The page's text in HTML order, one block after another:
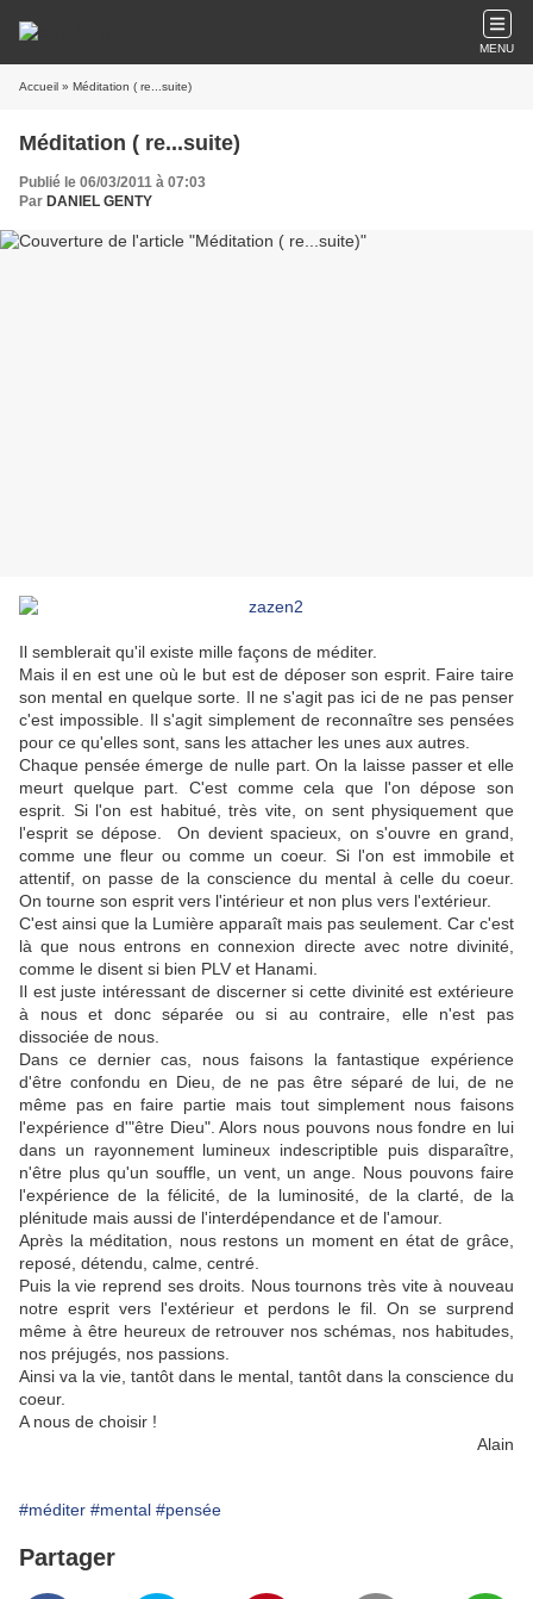
MENU
Accueil » Méditation ( re...suite)
Méditation ( re...suite)
Publié le 06/03/2011 à 07:03
Par DANIEL GENTY
Il semblerait qu'il existe mille façons de méditer.
Mais il en est une où le but est de déposer son esprit. Faire taire
son mental en quelque sorte. Il ne s'agit pas ici de ne pas penser
c'est impossible. Il s'agit simplement de reconnaître ses pensées
pour ce qu'elles sont, sans les attacher les unes aux autres.
Chaque pensée émerge de nulle part. On la laisse passer et elle
meurt quelque part. C'est comme cela que l'on dépose son
esprit. Si l'on est habitué, très vite, on sent physiquement que
l'esprit se dépose. On devient spacieux, on s'ouvre en grand,
comme une fleur ou comme un coeur. Si l'on est immobile et
attentif, on passe de la conscience du mental à celle du coeur.
On tourne son esprit vers l'intérieur et non plus vers l'extérieur.
C'est ainsi que la Lumière apparaît mais pas seulement. Car c'est
là que nous entrons en connexion directe avec notre divinité,
comme le disent si bien PLV et Hanami.
Il est juste intéressant de discerner si cette divinité est extérieure
à nous et donc séparée ou si au contraire, elle n'est pas
dissociée de nous.
Dans ce dernier cas, nous faisons la fantastique expérience
d'être confondu en Dieu, de ne pas être séparé de lui, de ne
même pas en faire partie mais tout simplement nous faisons
l'expérience d'"être Dieu". Alors nous pouvons nous fondre en lui
dans un rayonnement lumineux indescriptible puis disparaître,
n'être plus qu'un souffle, un vent, un ange. Nous pouvons faire
l'expérience de la félicité, de la luminosité, de la clarté, de la
plénitude mais aussi de l'interdépendance et de l'amour.
Après la méditation, nous restons un moment en état de grâce,
reposé, détendu, calme, centré.
Puis la vie reprend ses droits. Nous tournons très vite à nouveau
notre esprit vers l'extérieur et perdons le fil. On se surprend
même à être heureux de retrouver nos schémas, nos habitudes,
nos préjugés, nos passions.
Ainsi va la vie, tantôt dans le mental, tantôt dans la conscience du
coeur.
A nous de choisir !
Alain
#méditer #mental #pensée
Partager